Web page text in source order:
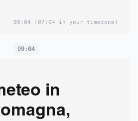
09:04 (07:04 in your timezone)
09:04
in